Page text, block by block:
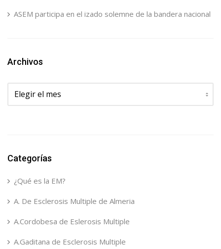
ASEM participa en el izado solemne de la bandera nacional
Archivos
Archivos
Categorías
¿Qué es la EM?
A. De Esclerosis Multiple de Almeria
A.Cordobesa de Eslerosis Multiple
A.Gaditana de Esclerosis Multiple